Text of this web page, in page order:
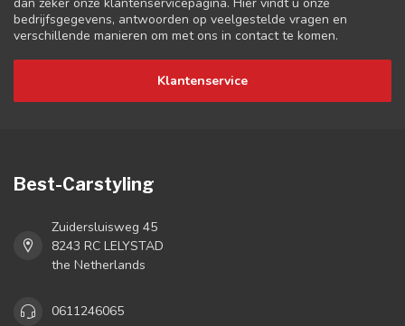
bedrijfsgegevens, antwoorden op veelgestelde vragen en
verschillende manieren om met ons in contact te komen.
Klantenservice
Best-Carstyling
Zuidersluisweg 45
8243 RC LELYSTAD
the Netherlands
0611246065